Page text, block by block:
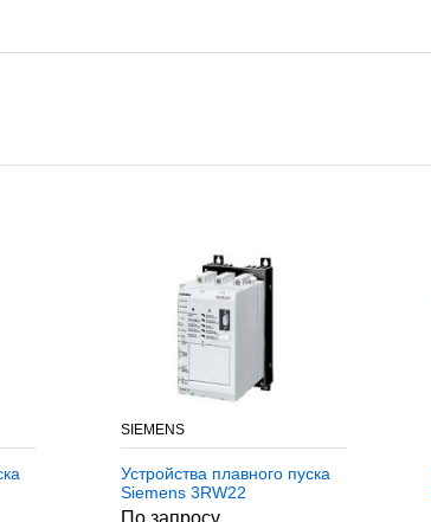
SIEMENS
Устройства плавного пуска
Siemens 3RW22